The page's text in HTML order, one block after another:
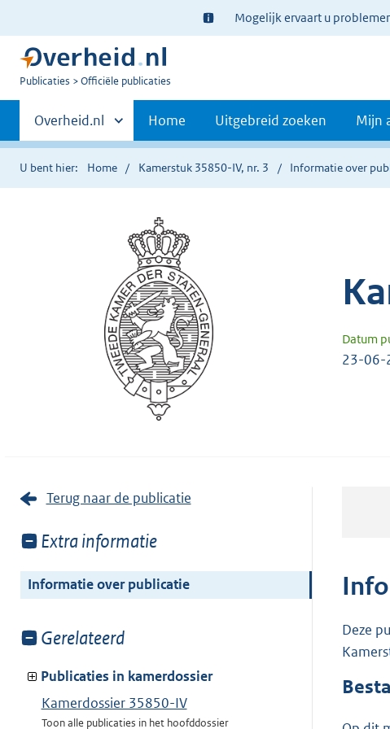
Ter
informatie:
Mogelijk ervaart u
U
Publicaties Officiële publicaties
Primaire
navigatie
Andere
sites
binnen
Overheid.nl Home Uitgebreid zoeken Mijn
U bent hier: Home Kamerstuk 35850-IV, nr. 3 Informatie over
Datum
23-06-
Terug naar de publicatie
Toon
van:
Extra informatie
Informatie over publicatie
Toon
van:
Gerelateerd
Publicaties in kamerdossier
Kamerdossier 35850-IV
Toon alle publicaties in het hoofddossier
Deze